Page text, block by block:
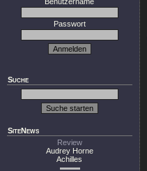
Passwort
Suche
SiteNews
Review
Audrey Horne
Achilles